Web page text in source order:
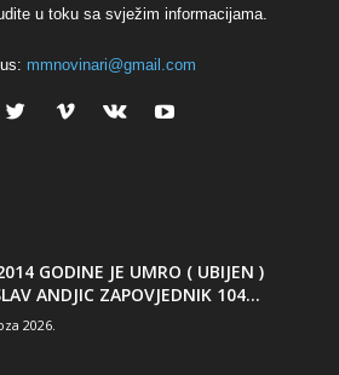
u toku sa svježim informacijama.
mmnovinari@gmail.com
GODINE JE UMRO ( UBIJEN )
ANDJIC ZAPOVJEDNIK 104...
2026.